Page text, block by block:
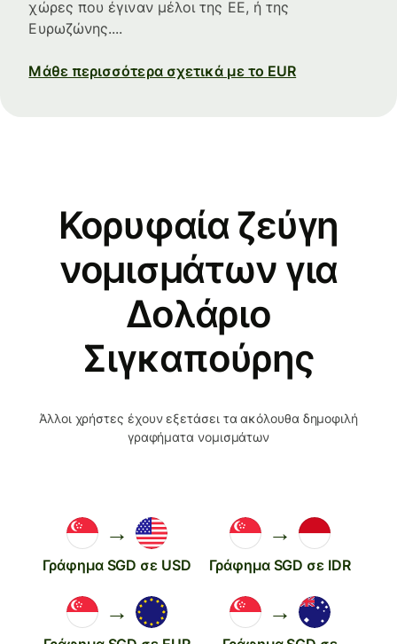
χώρες που έγιναν μέλοι της ΕΕ, ή της
Ευρωζώνης....
Μάθε περισσότερα σχετικά με το EUR
Κορυφαία ζεύγη
νομισμάτων για
Δολάριο
Σιγκαπούρης
Άλλοι χρήστες έχουν εξετάσει τα ακόλουθα δημοφιλή
γραφήματα νομισμάτων
→
Γράφημα SGD σε USD
→
Γράφημα SGD σε IDR
→ →